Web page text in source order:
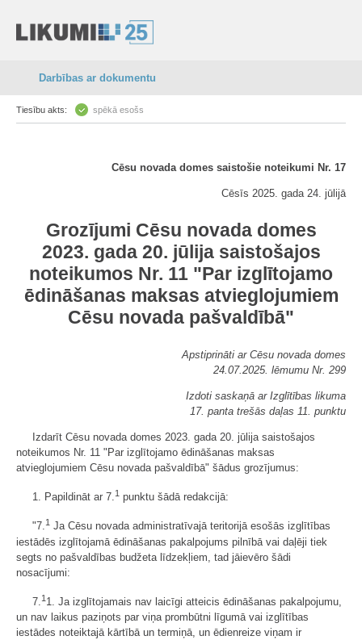
Darbības ar dokumentu
Tiesību akts: spēkā esošs
Cēsu novada domes saistošie noteikumi Nr. 17
Cēsīs 2025. gada 24. jūlijā
Grozījumi Cēsu novada domes
2023. gada 20. jūlija saistošajos
noteikumos Nr. 11 "Par izglītojamo
ēdināšanas maksas atvieglojumiem
Cēsu novada pašvaldībā"
Apstiprināti ar Cēsu novada domes
24.07.2025. lēmumu Nr. 299
Izdoti saskaņā ar Izglītības likuma
17. panta trešās daļas 11. punktu
Izdarīt Cēsu novada domes 2023. gada 20. jūlija saistošajos
noteikumos Nr. 11 "Par izglītojamo ēdināšanas maksas
atvieglojumiem Cēsu novada pašvaldībā" šādus grozījumus:
1. Papildināt ar 7.1 punktu šādā redakcijā:
"7.1 Ja Cēsu novada administratīvajā teritorijā esošās izglītības
iestādēs izglītojamā ēdināšanas pakalpojums pilnībā vai daļēji tiek
segts no pašvaldības budžeta līdzekļiem, tad jāievēro šādi
nosacījumi:
7. 1 1. Ja izglītojamais nav laicīgi atteicis ēdināšanas pakalpojumu,
un nav laikus paziņots par viņa prombūtni līgumā vai izglītības
iestādes noteiktajā kārtībā un termiņā, un ēdienreize viņam ir